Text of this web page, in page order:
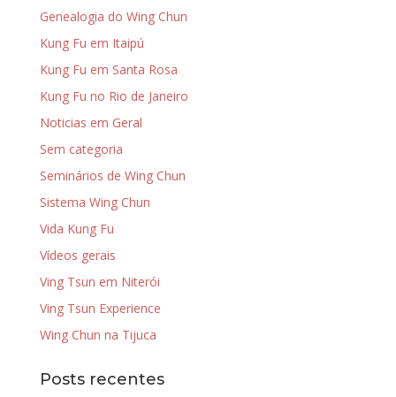
Genealogia do Wing Chun
Kung Fu em Itaipú
Kung Fu em Santa Rosa
Kung Fu no Rio de Janeiro
Noticias em Geral
Sem categoria
Seminários de Wing Chun
Sistema Wing Chun
Vida Kung Fu
Vídeos gerais
Ving Tsun em Niterói
Ving Tsun Experience
Wing Chun na Tijuca
Posts recentes